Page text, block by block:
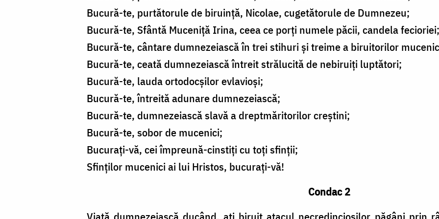
Bucură-te, purtătorule de biruință, Nicolae, cugetătorule de Dumnezeu;
Bucură-te, Sfântă Muceniță Irina, ceea ce porți numele păcii, candela fecioriei;
Bucură-te, cântare dumnezeiască în trei stihuri și treime a biruitorilor
Bucură-te, ceată dumnezeiască întreit strălucită de nebiruiți luptători;
Bucură-te, lauda ortodocșilor evlavioși;
Bucură-te, întreită adunare dumnezeiască;
Bucură-te, dumnezeiască slavă a dreptmăritorilor creștini;
Bucură-te, sobor de mucenici;
Bucurați-vă, cei împreună-cinstiți cu toți sfinții;
Sfinților mucenici ai lui Hristos, bucurați-vă!
Condac 2